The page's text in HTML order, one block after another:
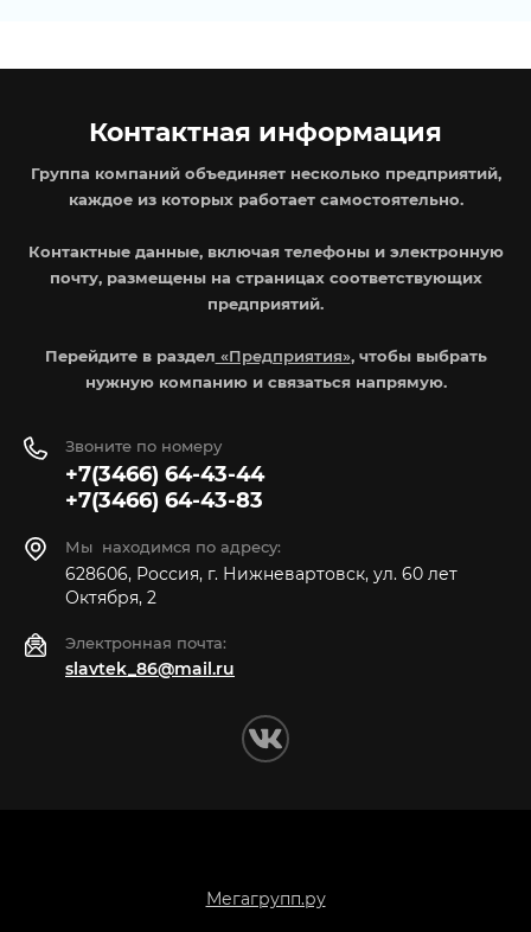
Контактная информация
Группа компаний объединяет несколько предприятий,
каждое из которых работает самостоятельно.
Контактные данные, включая телефоны и электронную
почту, размещены на страницах соответствующих
предприятий.
Перейдите в раздел «Предприятия», чтобы выбрать
нужную компанию и связаться напрямую.
Звоните по номеру
+7(3466) 64-43-44
+7(3466) 64-43-83
Мы находимся по адресу:
628606, Россия, г. Нижневартовск, ул. 60 лет
Октября, 2
Электронная почта:
slavtek_86@mail.ru
Мегагрупп.ру